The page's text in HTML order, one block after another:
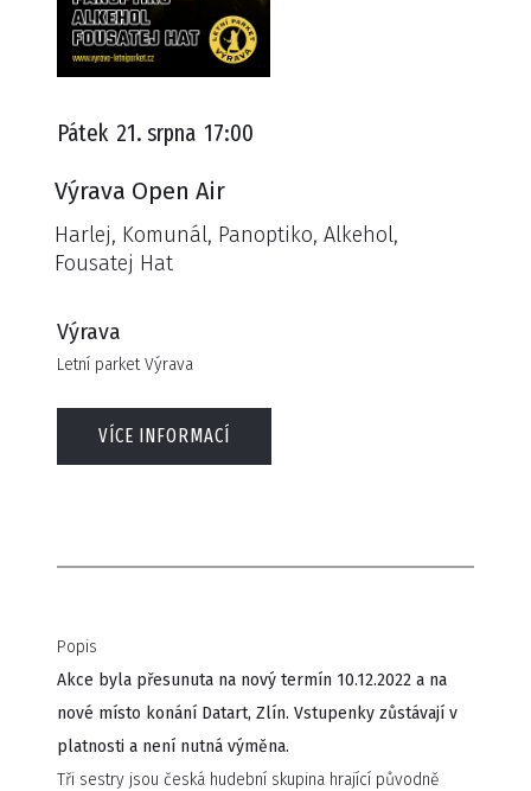
Pátek 21. srpna 17:00
Výrava Open Air
Harlej, Komunál, Panoptiko, Alkehol,
Fousatej Hat
Výrava
Letní parket Výrava
VÍCE INFORMACÍ
Popis
Akce byla přesunuta na nový termín 10.12.2022 a na
nové místo konání Datart, Zlín. Vstupenky zůstávají v
platnosti a není nutná výměna.
Tři sestry jsou česká hudební skupina hrající původně